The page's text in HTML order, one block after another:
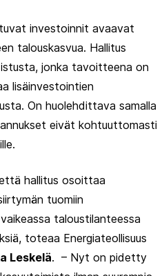
investoinnit avaavat
talouskasvua. Hallitus
jonka tavoitteena on
lisäinvestointien
On huolehdittava samalla
eivät kohtuuttomasti
hallitus osoittaa
tuomiin
taloustilanteessa
toteaa Energiateollisuus
Leskelä. – Nyt on pidetty